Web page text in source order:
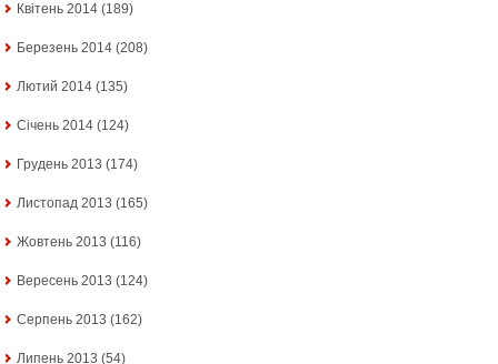
Квітень 2014 (189)
Березень 2014 (208)
Лютий 2014 (135)
Січень 2014 (124)
Грудень 2013 (174)
Листопад 2013 (165)
Жовтень 2013 (116)
Вересень 2013 (124)
Серпень 2013 (162)
Липень 2013 (54)